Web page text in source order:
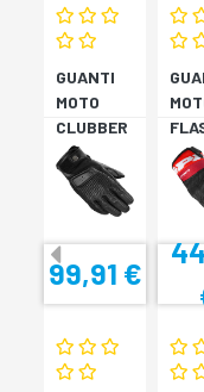
GUANTI
MOTO
CLUBBER
GLOVE
NERO
99,91 €
KP